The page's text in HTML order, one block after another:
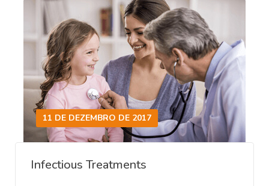
11 DE DEZEMBRO DE 2017
Infectious Treatments